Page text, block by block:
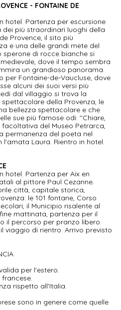
- FONTAINE DE
hotel. Partenza per escursione
più straordinari luoghi della
Provence, il sito più
e una delle grandi mete del
sperone di rocce bianche si
dove il tempo sembra
un grandioso panorama.
per Fontaine-de-Vaucluse, dove
alcuni dei suoi versi più
dal villaggio si trova la
della Provenza, le
bellezza spettacolare e che
sue più famose odi: ''Chiare,
del Museo Petrarca,
permanenza del poeta nel
Laura. Rientro in hotel.
hotel. Partenza per Aix en
al pittore Paul Cezanne.
città, capitale storica,
le 101 fontane, Corso
il Municipio risalente al
mattinata, partenza per il
il percorso per pranzo libero.
viaggio di rientro. Arrivo previsto
per l'estero.
rispetto all'Italia.
sono in genere come quelle